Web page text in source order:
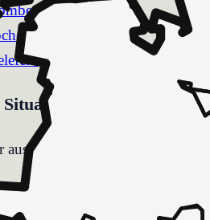
gemeinsam
aus. Wir melden uns zeitnah